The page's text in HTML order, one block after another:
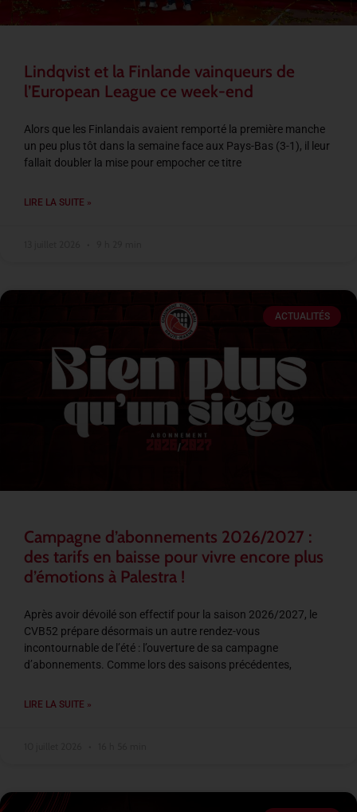
Lindqvist et la Finlande vainqueurs de
l’European League ce week-end
Alors que les Finlandais avaient remporté la première manche
un peu plus tôt dans la semaine face aux Pays-Bas (3-1), il leur
fallait doubler la mise pour empocher ce titre
LIRE LA SUITE »
ACTUALITÉS
Campagne d’abonnements 2026/2027 :
des tarifs en baisse pour vivre encore plus
d’émotions à Palestra !
Après avoir dévoilé son effectif pour la saison 2026/2027, le
CVB52 prépare désormais un autre rendez-vous
incontournable de l’été : l’ouverture de sa campagne
d’abonnements. Comme lors des saisons précédentes,
LIRE LA SUITE »